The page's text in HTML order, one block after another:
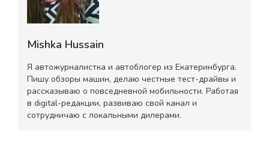
Mishka Hussain
Я автожурналистка и автоблогер из Екатеринбурга.
Пишу обзоры машин, делаю честные тест-драйвы и
рассказываю о повседневной мобильности. Работая
в digital-редакции, развиваю свой канал и
сотрудничаю с локальными дилерами.